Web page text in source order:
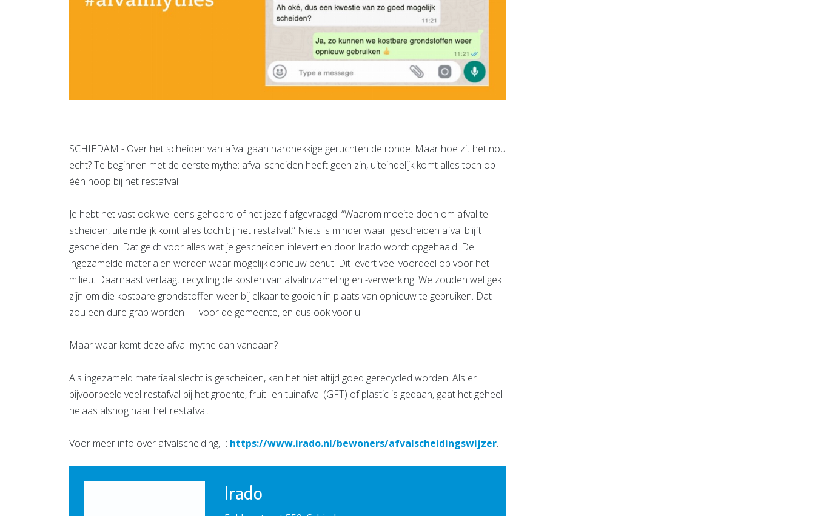
SCHIEDAM - Over het scheiden van afval gaan hardnekkige geruchten de ronde. Maar hoe zit het nou
echt? Te beginnen met de eerste mythe: afval scheiden heeft geen zin, uiteindelijk komt alles toch op
één hoop bij het restafval.
Je hebt het vast ook wel eens gehoord of het jezelf afgevraagd: “Waarom moeite doen om afval te
scheiden, uiteindelijk komt alles toch bij het restafval.” Niets is minder waar: gescheiden afval blijft
gescheiden. Dat geldt voor alles wat je gescheiden inlevert en door Irado wordt opgehaald. De
ingezamelde materialen worden waar mogelijk opnieuw benut. Dit levert veel voordeel op voor het
milieu. Daarnaast verlaagt recycling de kosten van afvalinzameling en -verwerking. We zouden wel gek
zijn om die kostbare grondstoffen weer bij elkaar te gooien in plaats van opnieuw te gebruiken. Dat
zou een dure grap worden — voor de gemeente, en dus ook voor u.
Maar waar komt deze afval-mythe dan vandaan?
Als ingezameld materiaal slecht is gescheiden, kan het niet altijd goed gerecycled worden. Als er
bijvoorbeeld veel restafval bij het groente, fruit- en tuinafval (GFT) of plastic is gedaan, gaat het geheel
helaas alsnog naar het restafval.
Voor meer info over afvalscheiding, I: https://www.irado.nl/bewoners/afvalscheidingswijzer.
Irado